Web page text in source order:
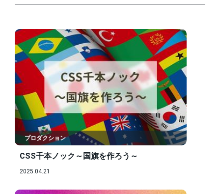
プロダクション
CSS千本ノック～国旗を作ろう～
2025.04.21